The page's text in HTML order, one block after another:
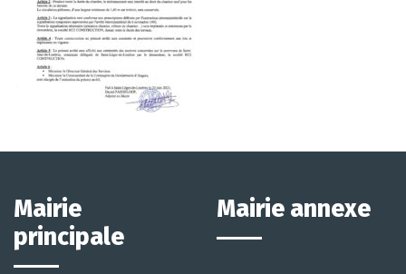
Mairie
principale
Mairie annexe